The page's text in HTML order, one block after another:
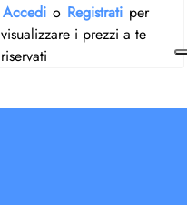
Accedi o Registrati per
visualizzare i prezzi a te
riservati